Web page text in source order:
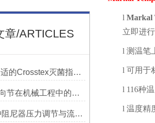
章/ARTICLES
如何选择合适的Crosstex灭菌指示标签？
LoveJoy万向节在机械工程中的重要性
Blacoh脉冲阻尼器压力调节与流量匹配技巧
l Markal
立即进
l 测温笔
l 可用于
l 116种
l 温度精